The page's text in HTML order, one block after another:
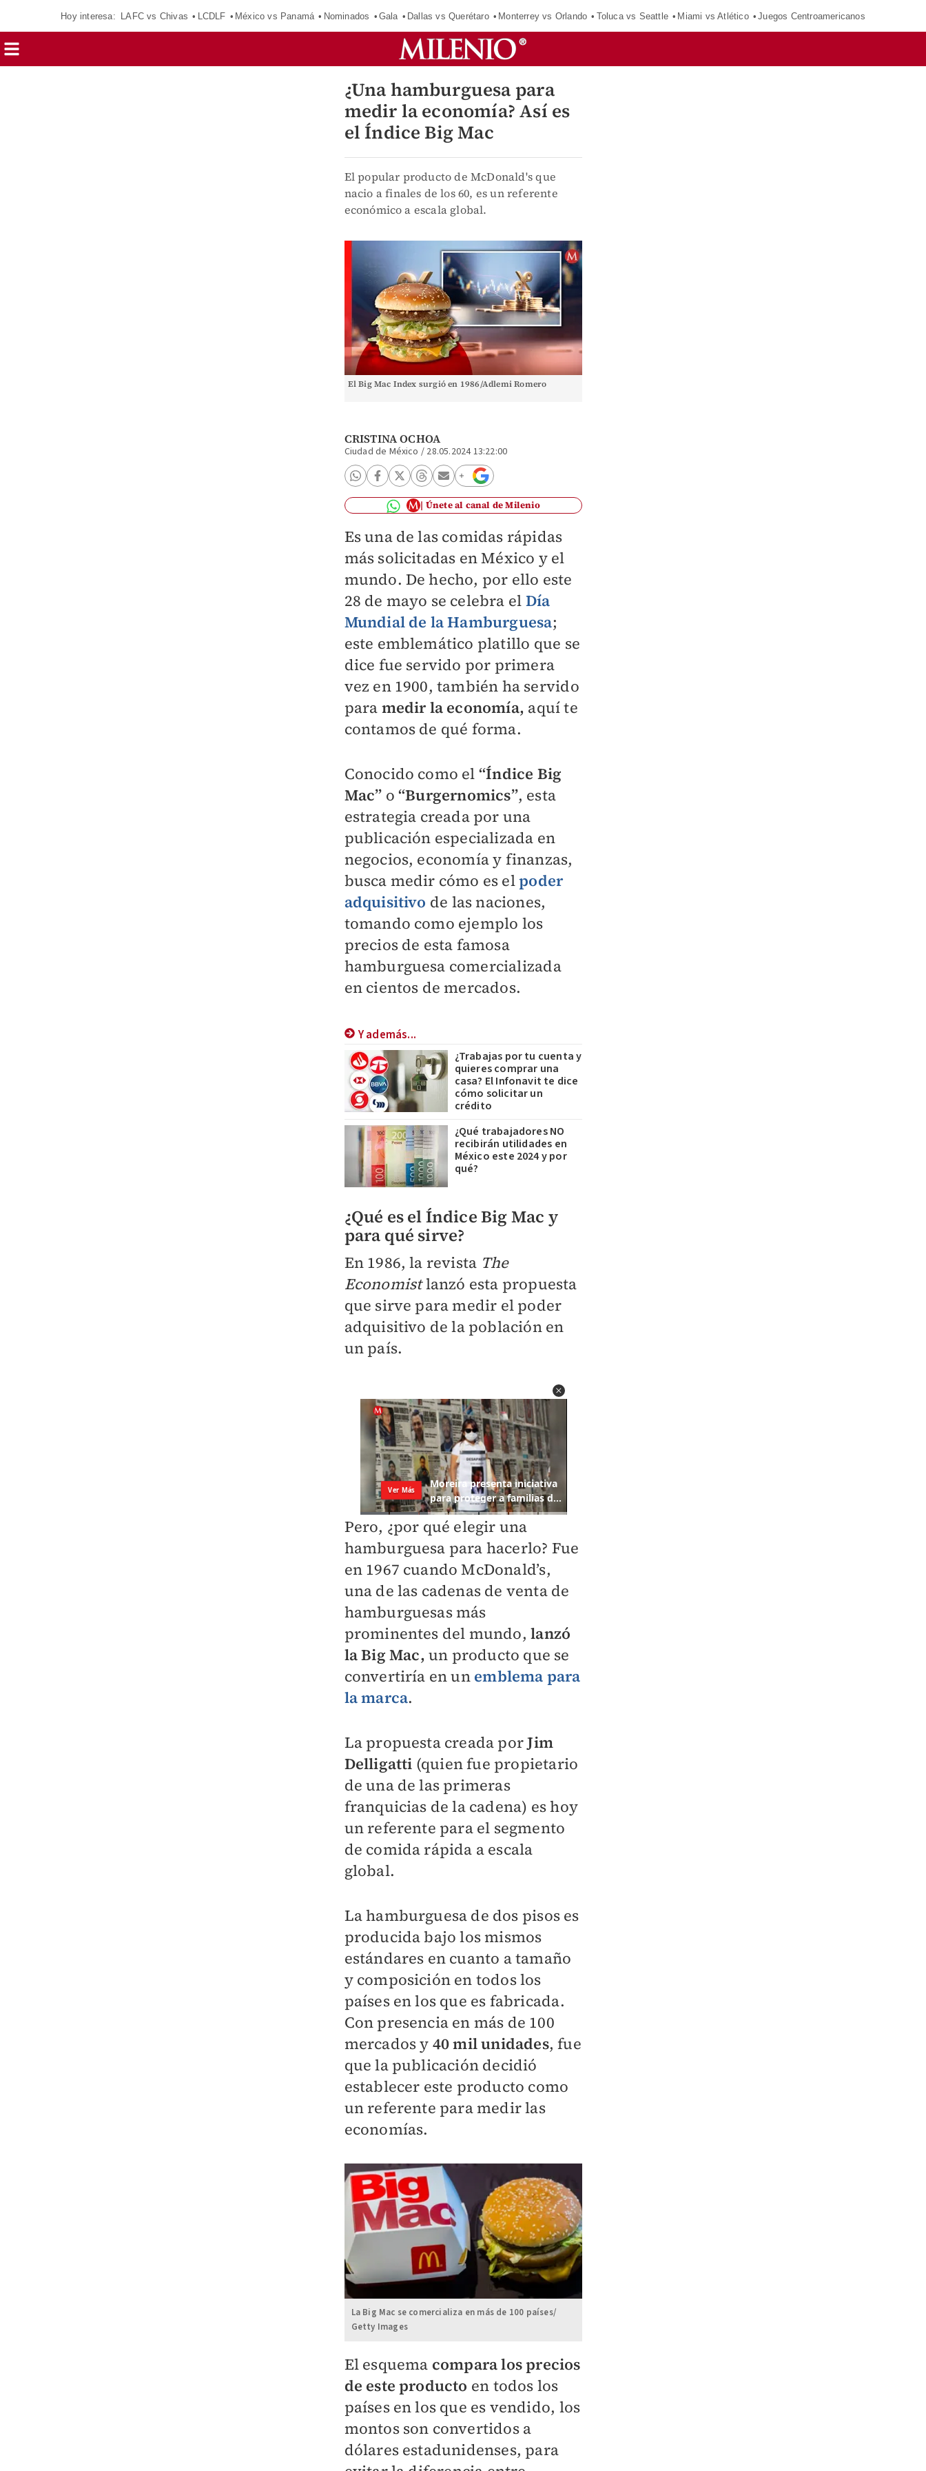
Hoy interesa: LAFC vs Chivas LCDLF México vs Panamá Nominados Gala Dallas vs Querétaro Monterrey vs Orlando Toluca vs Seattle Miami vs Atlético Juegos Centroamericanos
¿Una hamburguesa para
medir la economía? Así es
el Índice Big Mac
El popular producto de McDonald's que
nacio a finales de los 60, es un referente
económico a escala global.
El Big Mac Index surgió en 1986/Adlemi Romero
CRISTINA OCHOA
Ciudad de México / 28.05.2024 13:22:00
Únete al canal de Milenio
Es una de las comidas rápidas
más solicitadas en México y el
mundo. De hecho, por ello este
28 de mayo se celebra el Día
Mundial de la Hamburguesa;
este emblemático platillo que se
dice fue servido por primera
vez en 1900, también ha servido
para medir la economía, aquí te
contamos de qué forma.
Conocido como el “Índice Big
Mac” o “Burgernomics”, esta
estrategia creada por una
publicación especializada en
negocios, economía y finanzas,
busca medir cómo es elpoder
adquisitivo de las naciones,
tomando como ejemplo los
precios de esta famosa
hamburguesa comercializada
en cientos de mercados.
Y además...
¿Trabajas por tu cuenta y
quieres comprar una
casa? El Infonavit te dice
cómo solicitar un
crédito
¿Qué trabajadores NO
recibirán utilidades en
México este 2024 y por
qué?
¿Qué es el Índice Big Mac y
para qué sirve?
En 1986, la revista The
Economistlanzó esta propuesta
que sirve para medir el poder
adquisitivo de la población en
un país.
Pero, ¿por qué elegir una
hamburguesa para hacerlo? Fue
en 1967 cuando McDonald’s,
una de las cadenas de venta de
hamburguesas más
prominentes del mundo,lanzó
la Big Mac, un producto que se
convertiría en un emblema para
la marca.
La propuesta creada porJim
Delligatti (quien fue propietario
de una de las primeras
franquicias de la cadena) es hoy
un referente para el segmento
de comida rápida a escala
global.
La hamburguesa de dos pisos es
producida bajo los mismos
estándares en cuanto a tamaño
y composición en todos los
países en los que es fabricada.
Con presencia en más de 100
mercados y 40 mil unidades, fue
que la publicación decidió
establecer este producto como
un referente para medir las
economías.
La Big Mac se comercializa en más de 100 países/
Getty Images
El esquema compara los precios
de este producto en todos los
países en los que es vendido, los
montos son convertidos a
dólares estadunidenses, para